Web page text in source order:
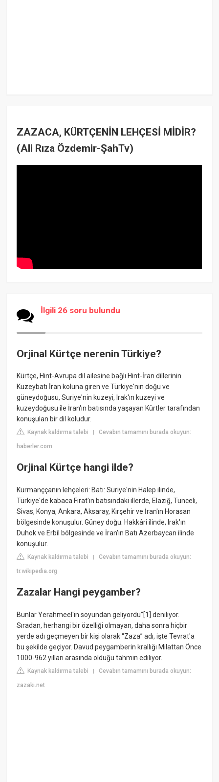
ZAZACA, KÜRTÇENİN LEHÇESİ MİDİR?
(Ali Rıza Özdemir-ŞahTv)
İlgili 26 soru bulundu
Orjinal Kürtçe nerenin Türkiye?
Kürtçe, Hint-Avrupa dil ailesine bağlı Hint-İran dillerinin
Kuzeybatı İran koluna giren ve Türkiye'nin doğu ve
güneydoğusu, Suriye'nin kuzeyi, Irak'ın kuzeyi ve
kuzeydoğusu ile İran'ın batısında yaşayan Kürtler tarafından
konuşulan bir dil koludur.
Kaynak kaldırma talebi |Cevabın tamamını burada okuyun:
haberler.com
Orjinal Kürtçe hangi ilde?
Kurmanççanın lehçeleri: Batı: Suriye'nin Halep ilinde,
Türkiye'de kabaca Fırat'ın batısındaki illerde, Elazığ, Tunceli,
Sivas, Konya, Ankara, Aksaray, Kırşehir ve İran'ın Horasan
bölgesinde konuşulur. Güney doğu: Hakkâri ilinde, Irak'ın
Duhok ve Erbil bölgesinde ve İran'ın Batı Azerbaycan ilinde
konuşulur.
Kaynak kaldırma talebi |Cevabın tamamını burada okuyun:
tr.wikipedia.org
Zazalar Hangi peygamber?
Bunlar Yerahmeel'in soyundan geliyordu”[1] deniliyor.
Sıradan, herhangi bir özelliği olmayan, daha sonra hiçbir
yerde adı geçmeyen bir kişi olarak “Zaza” adı, işte Tevrat'a
bu şekilde geçiyor. Davud peygamberin krallığı Milattan Önce
1000-962 yılları arasında olduğu tahmin ediliyor.
Kaynak kaldırma talebi |Cevabın tamamını burada okuyun:
zazaki.net